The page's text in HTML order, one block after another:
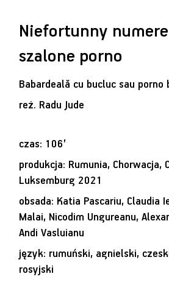
Niefortunny
szalone porno
Babardeală cu bucluc sau porno
reż. Radu Jude
czas: 106’
produkcja: Rumunia, Chorwacja,
Luksemburg 2021
obsada: Katia Pascariu, Claudia
Malai, Nicodim Ungureanu,
Andi Vasluianu
język: rumuński, agnielski,
rosyjski